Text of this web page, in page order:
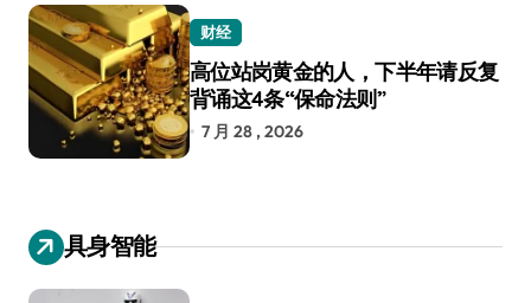
财经
高位站岗黄金的人，下半年请反复
背诵这4条“保命法则”
7 月 28 , 2026
具身智能